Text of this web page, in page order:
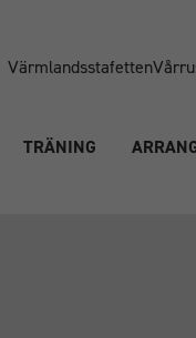
Värmlandsstafetten
TRÄNING